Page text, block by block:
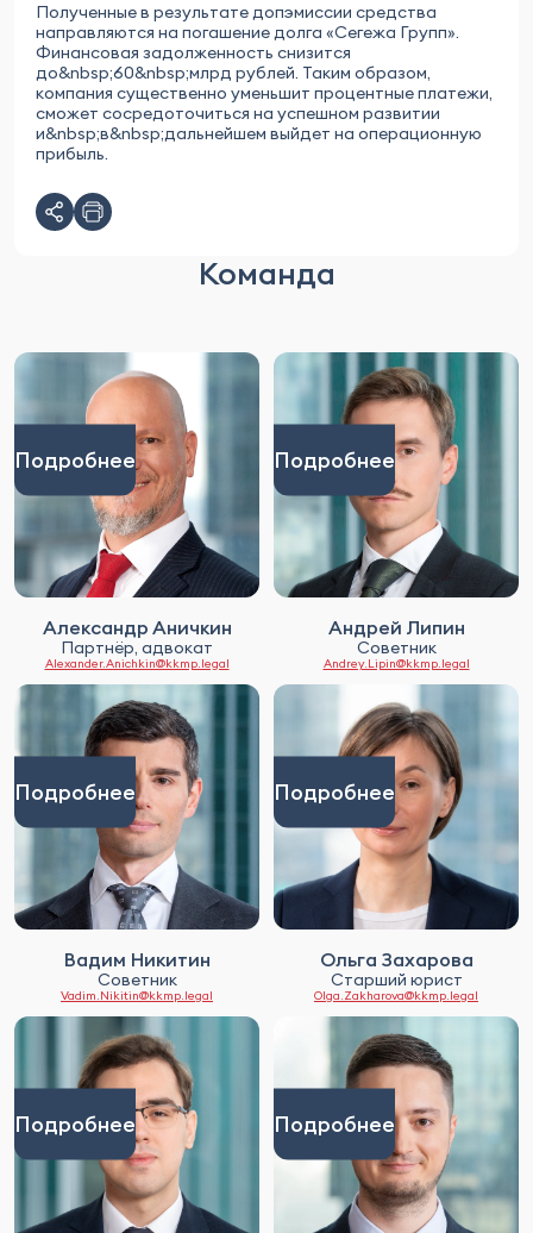
Полученные в результате допэмиссии средства
направляются на погашение долга «Сегежа Групп».
Финансовая задолженность снизится
до&nbsp;60&nbsp;млрд рублей. Таким образом,
компания существенно уменьшит процентные платежи,
сможет сосредоточиться на успешном развитии
и&nbsp;в&nbsp;дальнейшем выйдет на операционную
прибыль.
Команда
Подробнее
Александр Аничкин
Партнёр, адвокат
Alexander.Anichkin@kkmp.legal
Подробнее
Андрей Липин
Советник
Andrey.Lipin@kkmp.legal
Подробнее
Вадим Никитин
Советник
Vadim.Nikitin@kkmp.legal
Подробнее
Ольга Захарова
Старший юрист
Olga.Zakharova@kkmp.legal
Подробнее Подробнее